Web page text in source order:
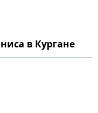
в Кургане